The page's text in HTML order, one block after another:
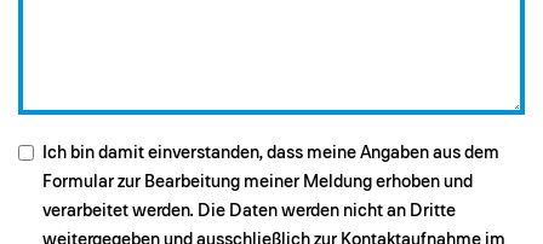
Ich bin damit einverstanden, dass meine Angaben aus dem
Formular zur Bearbeitung meiner Meldung erhoben und
verarbeitet werden. Die Daten werden nicht an Dritte
weitergegeben und ausschließlich zur Kontaktaufnahme im